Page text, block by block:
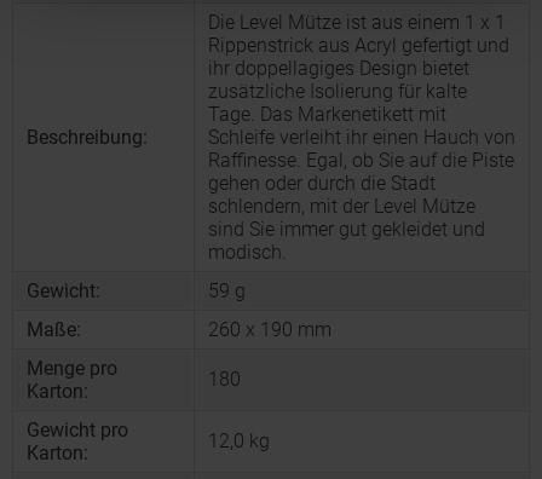
Beschreibung:
Die Level Mütze ist aus einem 1 x 1
Rippenstrick aus Acryl gefertigt und
ihr doppellagiges Design bietet
zusätzliche Isolierung für kalte
Tage. Das Markenetikett mit
Schleife verleiht ihr einen Hauch von
Raffinesse. Egal, ob Sie auf die Piste
gehen oder durch die Stadt
schlendern, mit der Level Mütze
sind Sie immer gut gekleidet und
modisch.
Gewicht:
59 g
Maße:
260 x 190 mm
Menge pro
Karton:
180
Gewicht pro
Karton:
12,0 kg